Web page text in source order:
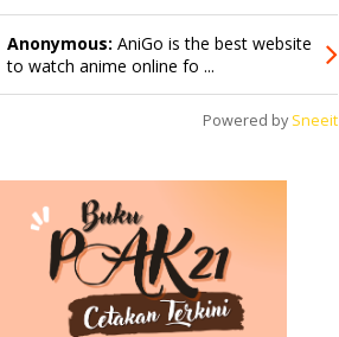
Anonymous: AniGo is the best website
to watch anime online fo ...
Powered by Sneeit